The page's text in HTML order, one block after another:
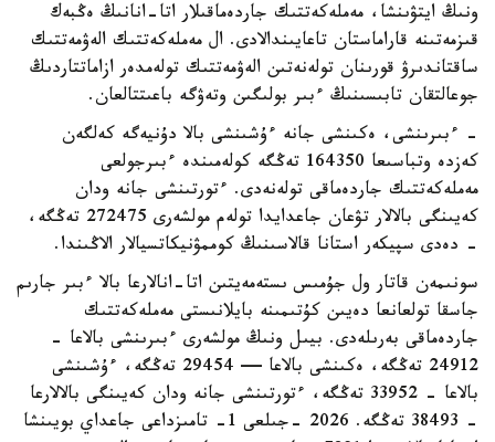
ونىڭ ايتۋىنشا، مەملەكەتتىك جاردەماقىلار اتا-انانىڭ ەڭبەك
قىزمەتىنە قاراماستان تاعايىندالادى. ال مەملەكەتتىك الەۋمەتتىك
ساقتاندىرۋ قورىنان تولەنەتىن الەۋمەتتىك تولەمدەر ازاماتتاردىڭ
جوعالتقان تابىسىنىڭ ءبىر بولىگىن وتەۋگە باعىتتالعان.
- ءبىرىنشى، ەكىنشى جانە ءۇشىنشى بالا دۇنيەگە كەلگەن
كەزدە وتباسىعا 164350 تەڭگە كولەمىندە ءبىرجولعى
مەملەكەتتىك جاردەماقى تولەنەدى. ءتورتىنشى جانە ودان
كەيىنگى بالالار تۋعان جاعدايدا تولەم مولشەرى 272475 تەڭگە،
- دەدى سپيكەر استانا قالاسىنىڭ كوممۋنيكاتسيالار الاڭىندا.
سونىمەن قاتار ول جۇمىس ىستەمەيتىن اتا-انالارعا بالا ءبىر جارىم
جاسقا تولعانعا دەيىن كۇتىمىنە بايلانىستى مەملەكەتتىك
جاردەماقى بەرىلەدى. بيىل ونىڭ مولشەرى ءبىرىنشى بالاعا -
24912 تەڭگە، ەكىنشى بالاعا — 29454 تەڭگە، ءۇشىنشى
بالاعا - 33952 تەڭگە، ءتورتىنشى جانە ودان كەيىنگى بالالارعا
- 38493 تەڭگە. 2026 -جىلعى 1- تامىزداعى جاعداي بويىنشا